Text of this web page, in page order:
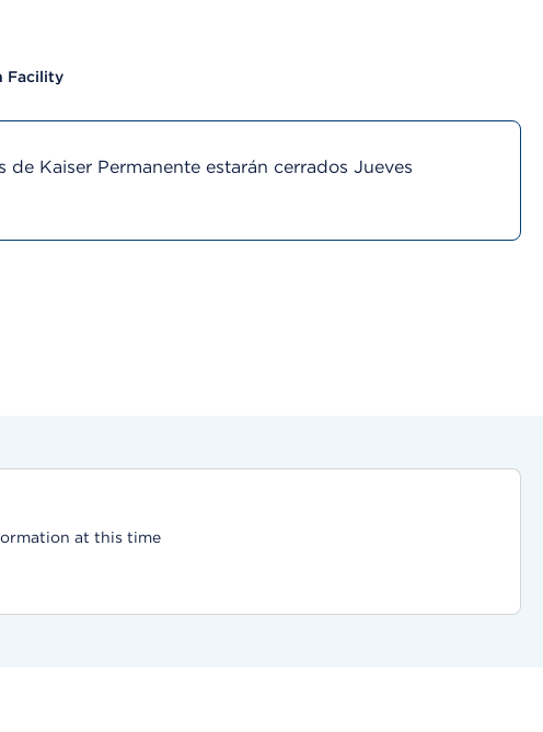
Facility
Kaiser Permanente estarán cerrados Jueves
at this time